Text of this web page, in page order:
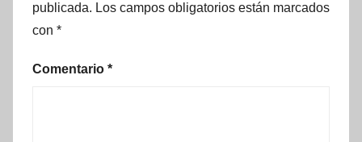
publicada. Los campos obligatorios están marcados
con *
Comentario *